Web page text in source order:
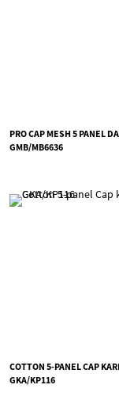
PRO CAP MESH 5 PANEL
GMB/MB6636
COTTON 5-PANEL CAP
GKA/KP116